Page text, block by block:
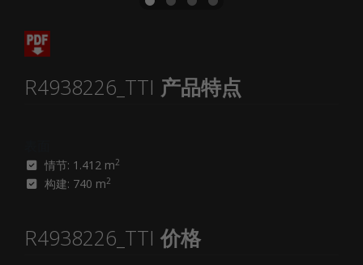
R4938226_TTI 产品特点
情节: 1.412 m2
构建: 740 m2
R4938226_TTI 价格